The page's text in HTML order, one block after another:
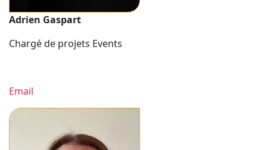
Adrien Gaspart
Chargé de projets Events
Email